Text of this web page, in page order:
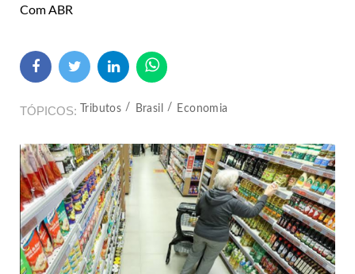
Com ABR
TÓPICOS Tributos Brasil Economia